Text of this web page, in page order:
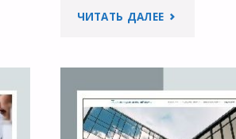
ЧИТАТЬ ДАЛЕЕ"ФОРУМ
В